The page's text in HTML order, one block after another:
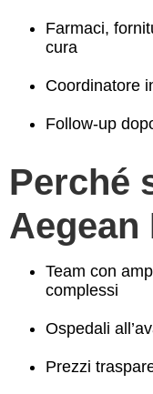
Farmaci,
cura
Coordinatore
Follow-up
Perché
Aegean
Team con
complessi
Ospedali
Prezzi